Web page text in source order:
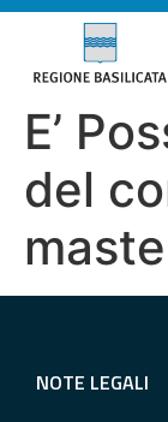
E’
del
NOTE LEGALI